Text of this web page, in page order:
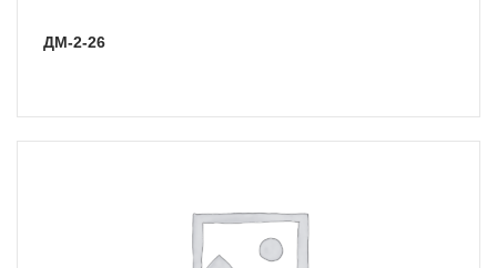
ДМ-2-26